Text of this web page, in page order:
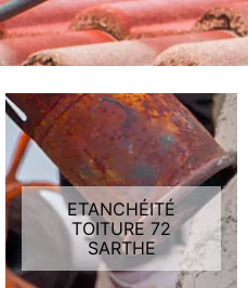
ETANCHÉITÉ
TOITURE 72
SARTHE